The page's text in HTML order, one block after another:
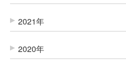
2021年
2020年